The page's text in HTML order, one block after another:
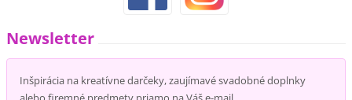
Newsletter
Inšpirácia na kreatívne darčeky, zaujímavé svadobné doplnky